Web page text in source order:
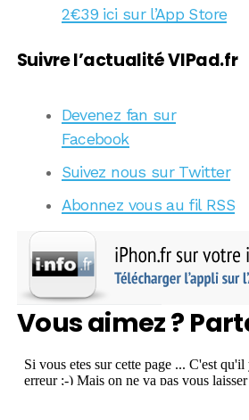
2€39 ici sur l’App Store
Suivre l’actualité VIPad.fr
Devenez fan sur
Facebook
Suivez nous sur Twitter
Abonnez vous au fil RSS
Vous aimez ?